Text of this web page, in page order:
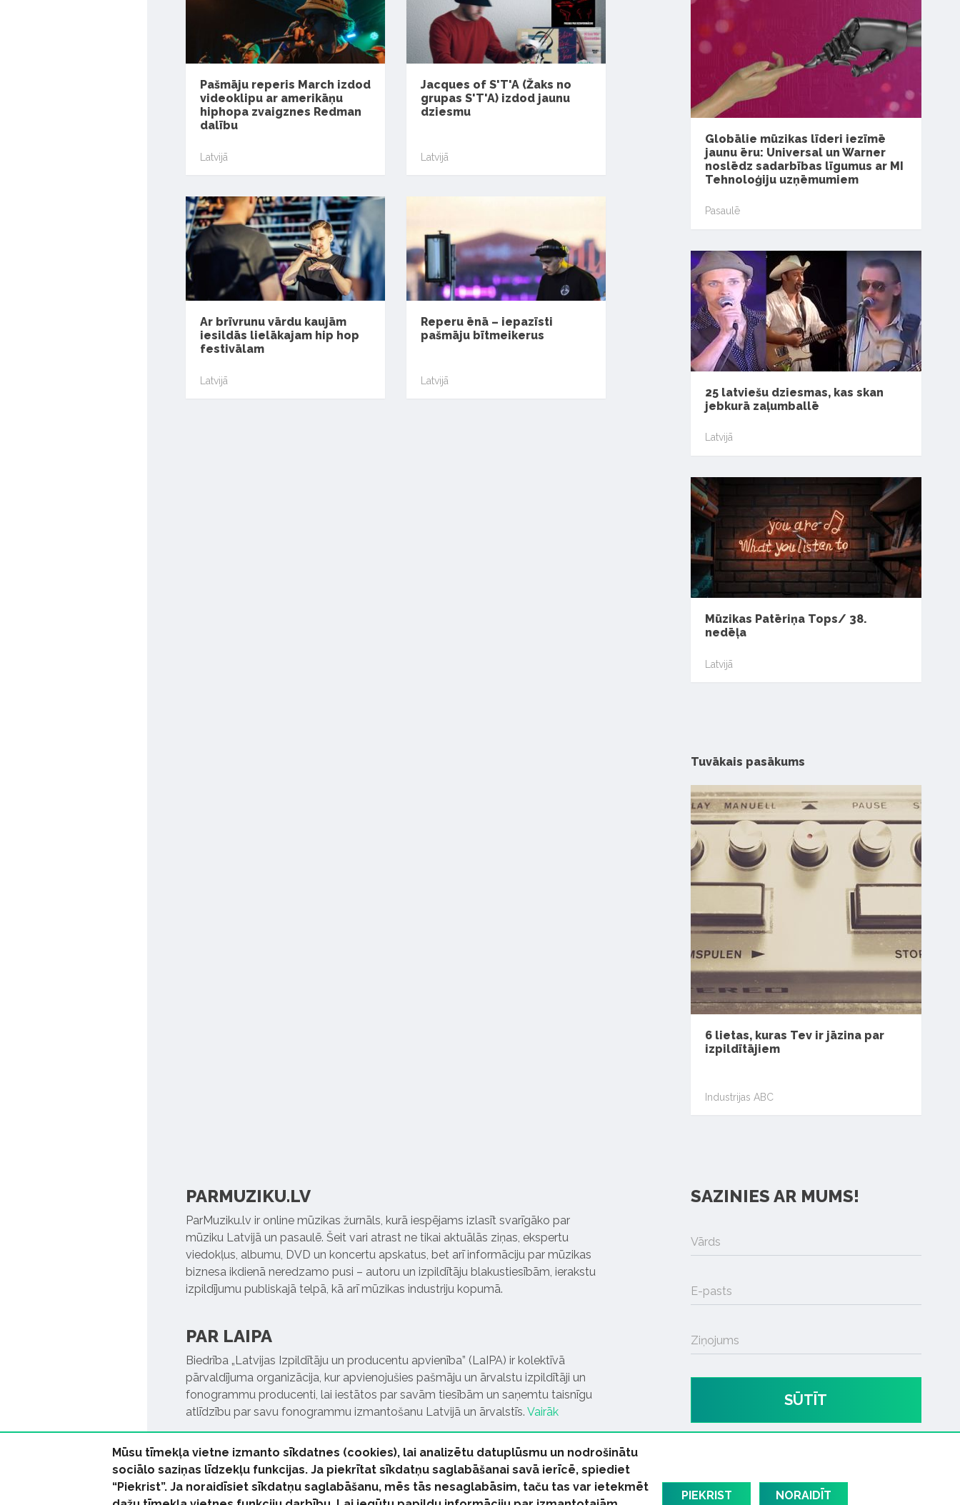
Pašmāju reperis March izdod
videoklipu ar amerikāņu
hiphopa zvaigznes Redman
dalību
Latvijā
Jacques of S'T'A (Žaks no
grupas S'T'A) izdod jaunu
dziesmu
Latvijā
Ar brīvrunu vārdu kaujām
iesildās lielākajam hip hop
festivālam
Latvijā
Reperu ēnā – iepazīsti
pašmāju bītmeikerus
Latvijā
Globālie mūzikas līderi iezīmē
jaunu ēru: Universal un Warner
noslēdz sadarbības līgumus ar MI
Tehnoloģiju uzņēmumiem
Pasaulē
25 latviešu dziesmas, kas skan
jebkurā zaļumballē
Latvijā
Mūzikas Patēriņa Tops/ 38.
nedēļa
Latvijā
Tuvākais pasākums
6 lietas, kuras Tev ir jāzina par
izpildītājiem
Industrijas ABC
PARMUZIKU.LV
ParMuziku.lv ir online mūzikas žurnāls, kurā iespējams izlasīt svarīgāko par
mūziku Latvijā un pasaulē. Šeit vari atrast ne tikai aktuālās ziņas, ekspertu
viedokļus, albumu, DVD un koncertu apskatus, bet arī informāciju par mūzikas
biznesa ikdienā neredzamo pusi – autoru un izpildītāju blakustiesībām, ierakstu
izpildījumu publiskajā telpā, kā arī mūzikas industriju kopumā.
PAR LAIPA
Biedrība „Latvijas Izpildītāju un producentu apvienība” (LaIPA) ir kolektīvā
pārvaldījuma organizācija, kur apvienojušies pašmāju un ārvalstu izpildītāji un
fonogrammu producenti, lai iestātos par savām tiesībām un saņemtu taisnīgu
atlīdzību par savu fonogrammu izmantošanu Latvijā un ārvalstīs. Vairāk
SAZINIES AR MUMS!
Vārds
E-pasts
Ziņojums
SŪTĪT
Mūsu tīmekļa vietne izmanto sīkdatnes (cookies), lai analizētu datuplūsmu un nodrošinātu
sociālo saziņas līdzekļu funkcijas. Ja piekrītat sīkdatņu saglabāšanai savā ierīcē, spiediet
“Piekrist”. Ja noraidīsiet sīkdatņu saglabāšanu, mēs tās nesaglabāsim, taču tas var ietekmēt
PIEKRIST NORAIDĪT